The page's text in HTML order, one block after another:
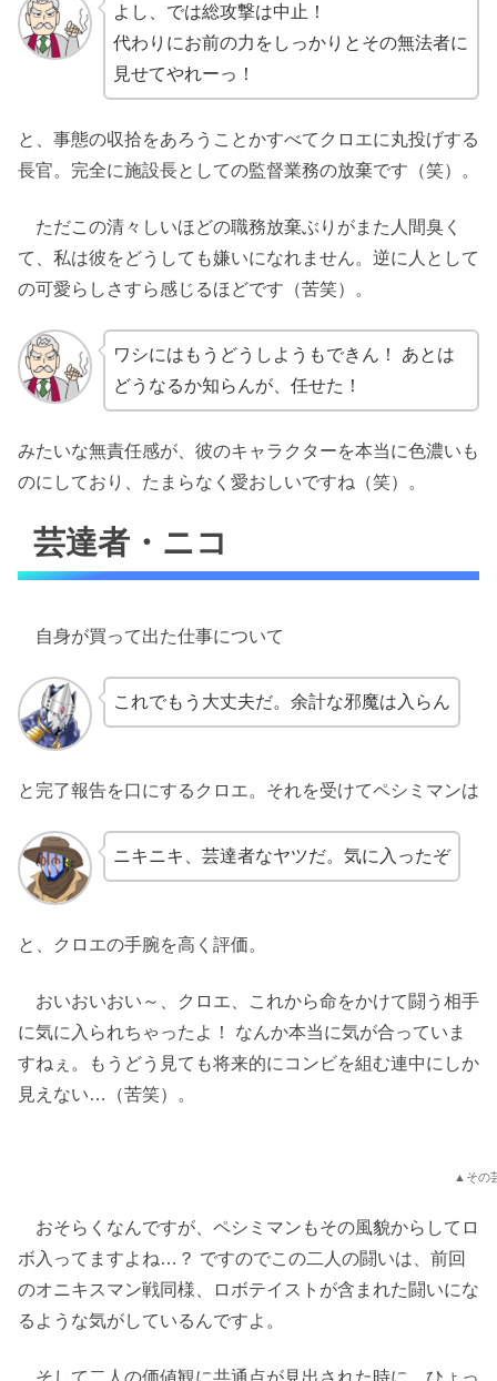
よし、では総攻撃は中止！
代わりにお前の力をしっかりとその無法者に
見せてやれーっ！
と、事態の収拾をあろうことかすべてクロエに丸投げする
長官。完全に施設長としての監督業務の放棄です（笑）。
ただこの清々しいほどの職務放棄ぶりがまた人間臭く
て、私は彼をどうしても嫌いになれません。逆に人として
の可愛らしさすら感じるほどです（苦笑）。
ワシにはもうどうしようもできん！ あとは
どうなるか知らんが、任せた！
みたいな無責任感が、彼のキャラクターを本当に色濃いも
のにしており、たまらなく愛おしいですね（笑）。
芸達者・ニコ
自身が買って出た仕事について
これでもう大丈夫だ。余計な邪魔は入らん
と完了報告を口にするクロエ。それを受けてペシミマンは
ニキニキ、芸達者なヤツだ。気に入ったぞ
と、クロエの手腕を高く評価。
おいおいおい～、クロエ、これから命をかけて闘う相手
に気に入られちゃったよ！ なんか本当に気が合っていま
すねぇ。もうどう見ても将来的にコンビを組む連中にしか
見えない…（苦笑）。
▲その
おそらくなんですが、ペシミマンもその風貌からしてロ
ボ入ってますよね…？ ですのでこの二人の闘いは、前回
のオニキスマン戦同様、ロボテイストが含まれた闘いにな
るような気がしているんですよ。
そして二人の価値観に共通点が見出された時に、ひょっ